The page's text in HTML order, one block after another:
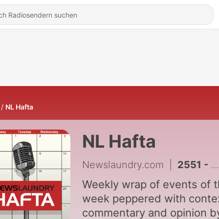
NL Hafta
NL Hafta
Newslaundry.com 2551 - Are Liberals Snowflakes? NL Hafta's Unpopular Opinions Special
Weekly wrap of events of
week peppered with
commentary and opinion